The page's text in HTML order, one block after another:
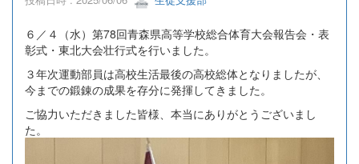
６／４（水）第78回青森県高等学校総合体育大会報告会・表
彰式・東北大会壮行式を行いました。
３年次運動部員は高校生活最後の高校総体となりましたが、
今までの鍛錬の成果を存分に発揮してきました。
ご協力いただきました皆様、本当にありがとうございまし
た。